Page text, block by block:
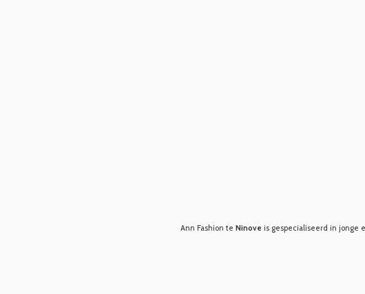
Ann Fashion te Ninove is gespecialiseerd in jonge